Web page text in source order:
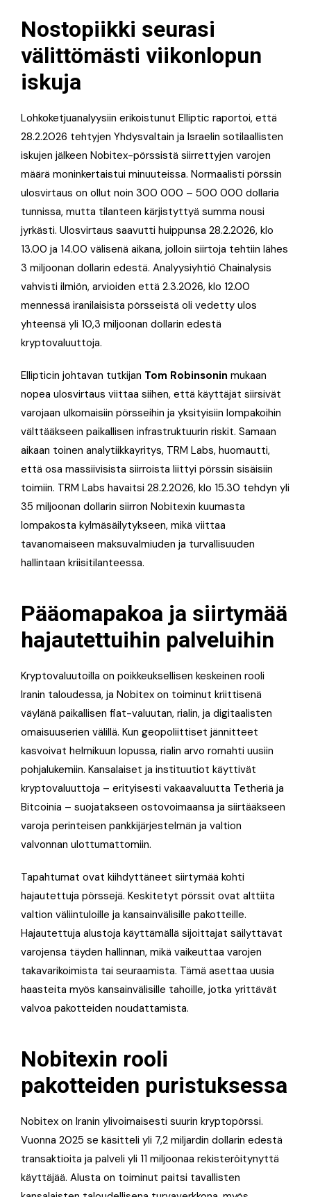
Nostopiikki seurasi
välittömästi viikonlopun
iskuja
Lohkoketjuanalyysiin erikoistunut Elliptic raportoi, että
28.2.2026 tehtyjen Yhdysvaltain ja Israelin sotilaallisten
iskujen jälkeen Nobitex-pörssistä siirrettyjen varojen
määrä moninkertaistui minuuteissa. Normaalisti pörssin
ulosvirtaus on ollut noin 300 000 – 500 000 dollaria
tunnissa, mutta tilanteen kärjistyttyä summa nousi
jyrkästi. Ulosvirtaus saavutti huippunsa 28.2.2026, klo
13.00 ja 14.00 välisenä aikana, jolloin siirtoja tehtiin lähes
3 miljoonan dollarin edestä. Analyysiyhtiö Chainalysis
vahvisti ilmiön, arvioiden että 2.3.2026, klo 12.00
mennessä iranilaisista pörsseistä oli vedetty ulos
yhteensä yli 10,3 miljoonan dollarin edestä
kryptovaluuttoja.
Ellipticin johtavan tutkijan Tom Robinsonin mukaan
nopea ulosvirtaus viittaa siihen, että käyttäjät siirsivät
varojaan ulkomaisiin pörsseihin ja yksityisiin lompakoihin
välttääkseen paikallisen infrastruktuurin riskit. Samaan
aikaan toinen analytiikkayritys, TRM Labs, huomautti,
että osa massiivisista siirroista liittyi pörssin sisäisiin
toimiin. TRM Labs havaitsi 28.2.2026, klo 15.30 tehdyn yli
35 miljoonan dollarin siirron Nobitexin kuumasta
lompakosta kylmäsäilytykseen, mikä viittaa
tavanomaiseen maksuvalmiuden ja turvallisuuden
hallintaan kriisitilanteessa.
Pääomapakoa ja siirtymää
hajautettuihin palveluihin
Kryptovaluutoilla on poikkeuksellisen keskeinen rooli
Iranin taloudessa, ja Nobitex on toiminut kriittisenä
väylänä paikallisen fiat-valuutan, rialin, ja digitaalisten
omaisuuserien välillä. Kun geopoliittiset jännitteet
kasvoivat helmikuun lopussa, rialin arvo romahti uusiin
pohjalukemiin. Kansalaiset ja instituutiot käyttivät
kryptovaluuttoja – erityisesti vakaavaluutta Tetheriä ja
Bitcoinia – suojatakseen ostovoimaansa ja siirtääkseen
varoja perinteisen pankkijärjestelmän ja valtion
valvonnan ulottumattomiin.
Tapahtumat ovat kiihdyttäneet siirtymää kohti
hajautettuja pörssejä. Keskitetyt pörssit ovat alttiita
valtion väliintuloille ja kansainvälisille pakotteille.
Hajautettuja alustoja käyttämällä sijoittajat säilyttävät
varojensa täyden hallinnan, mikä vaikeuttaa varojen
takavarikoimista tai seuraamista. Tämä asettaa uusia
haasteita myös kansainvälisille tahoille, jotka yrittävät
valvoa pakotteiden noudattamista.
Nobitexin rooli
pakotteiden puristuksessa
Nobitex on Iranin ylivoimaisesti suurin kryptopörssi.
Vuonna 2025 se käsitteli yli 7,2 miljardin dollarin edestä
transaktioita ja palveli yli 11 miljoonaa rekisteröitynyttä
käyttäjää. Alusta on toiminut paitsi tavallisten